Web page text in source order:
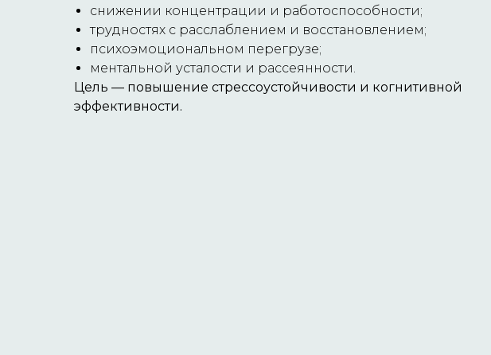
снижении концентрации и работоспособности;
трудностях с расслаблением и восстановлением;
психоэмоциональном перегрузе;
ментальной усталости и рассеянности.
Цель — повышение стрессоустойчивости и когнитивной
эффективности.